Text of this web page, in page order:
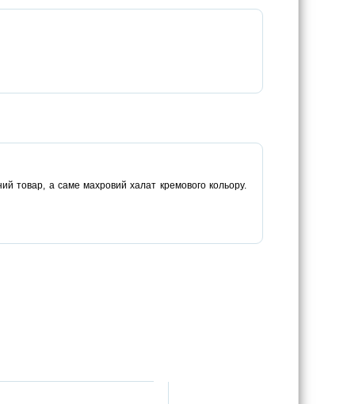
товар, а саме махровий халат кремового кольору.